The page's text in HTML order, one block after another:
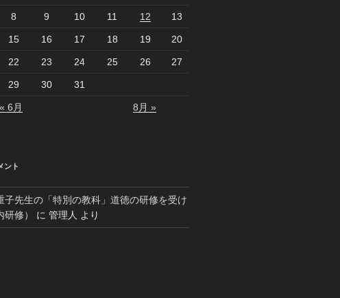
8 9 10 11 12 13
15 16 17 18 19 20
22 23 24 25 26 27
29 30 31
« 6月 8月 »
ント
子先生の「特別の教科」道徳の研修を受け
修）
に 管理人 より